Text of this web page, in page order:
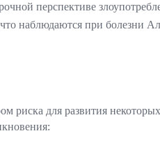
перспективе
наблюдаются при болезни
риска для развития